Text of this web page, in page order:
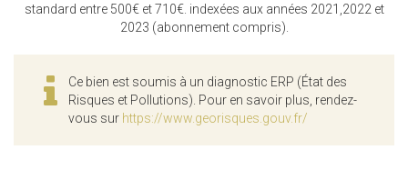
standard entre 500€ et 710€. indexées aux années 2021,2022 et
2023 (abonnement compris).
Ce bien est soumis à un diagnostic ERP (État des
Risques et Pollutions). Pour en savoir plus, rendez-
vous sur https://www.georisques.gouv.fr/